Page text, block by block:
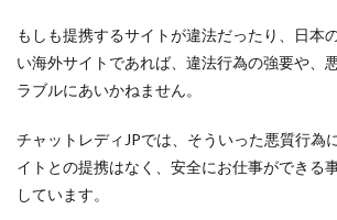
もしも提携するサイトが違法だったり、日本
い海外サイトであれば、違法行為の強要や、
ラブルにあいかねません。
チャットレディJPでは、そういった悪質行為
イトとの提携はなく、安全にお仕事ができる
しています。